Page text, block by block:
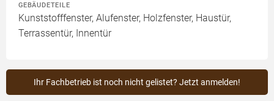
GEBÄUDETEILE
Kunststofffenster, Alufenster, Holzfenster, Haustür,
Terrassentür, Innentür
Ihr Fachbetrieb ist noch nicht gelistet? Jetzt anmelden!